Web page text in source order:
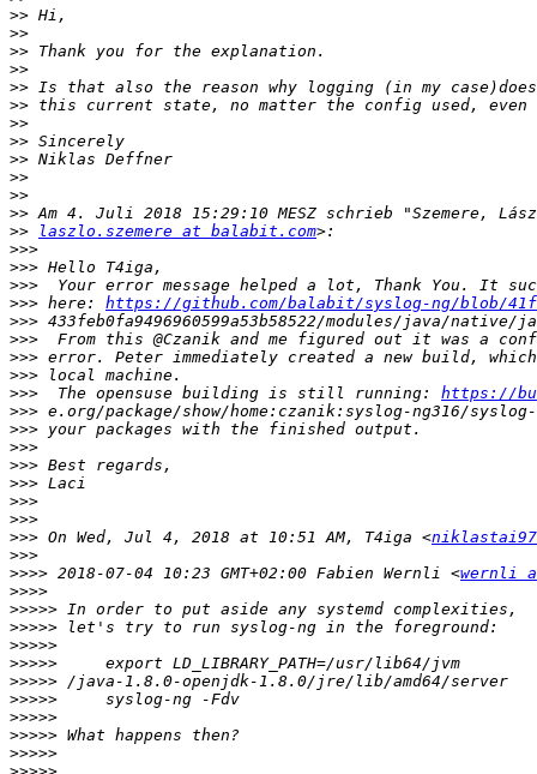
>>
>>
>>
>>
>>
>>
>>
>>
>>
>>
>>
>>
>>
laszlo.szemere at balabit.com
>>>
>>>
>>>
>>> here: https://github.com/balabit/syslog-ng/blob/
>>>
>>>
>>>
>>>
>>>
  The opensuse building is still running:
https://
>>>
>>>
>>>
>>>
>>>
>>>
>>>
>>> On Wed, Jul 4, 2018 at 10:51 AM, T4iga <
>>>
>>>> 2018-07-04 10:23 GMT+02:00 Fabien Wernli <wernli
>>>>
>>>>>
>>>>>
>>>>>
>>>>>
>>>>>
>>>>>
>>>>>
>>>>>
>>>>>